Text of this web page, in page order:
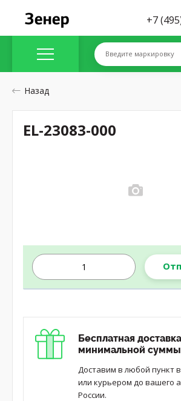
+7
Введите маркировку
Назад
Бесплатная
минимальной суммы
Доставим в любой пункт
или курьером до вашего
России.
EL-23083-000